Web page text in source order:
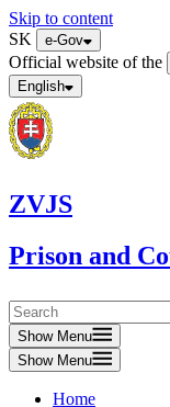
Skip to content
SK
e-Gov
Official website of the
English
ZVJS
Prison and
Show Menu
Show Menu
Home